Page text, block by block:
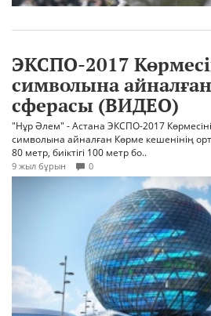
ЭКСПО-2017
символына
сферасы (ВИДЕО)
"Нұр Әлем" - Астана ЭКСПО-2017
символына айналған Көрме кешенінің
80 метр, биіктігі 100 метр бо..
9 жыл бұрын 0